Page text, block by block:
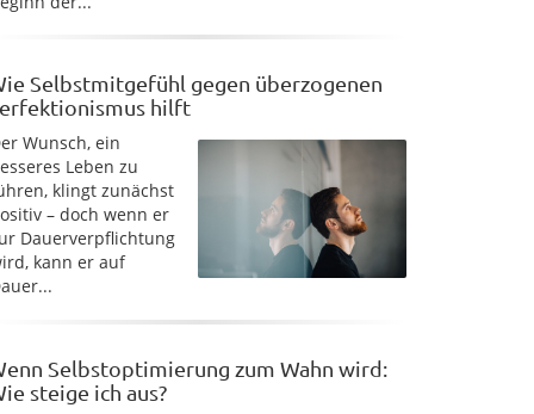
Selbstmitgefühl gegen überzogenen
hilft
Wunsch, ein
Leben zu
klingt zunächst
– doch wenn er
Dauerverpflichtung
kann er auf
Selbstoptimierung zum Wahn wird:
steige ich aus?